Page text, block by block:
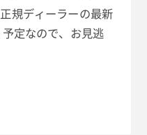
規ディーラーの最新
定なので、お見逃